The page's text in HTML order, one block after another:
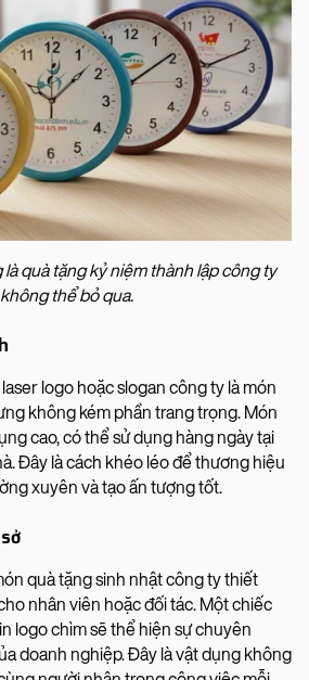
quà tặng kỷ niệm thành lập công ty
không thể bỏ qua.
logo hoặc slogan công ty là món
không kém phần trang trọng. Món
cao, có thể sử dụng hàng ngày tại
Đây là cách khéo léo để thương hiệu
xuyên và tạo ấn tượng tốt.
quà tặng sinh nhật công ty thiết
nhân viên hoặc đối tác. Một chiếc
logo chìm sẽ thể hiện sự chuyên
doanh nghiệp. Đây là vật dụng không